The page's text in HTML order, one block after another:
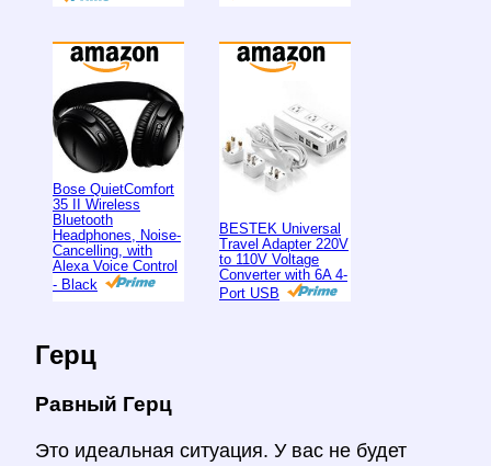
Bose QuietComfort
35 II Wireless
Bluetooth
Headphones, Noise-
Cancelling, with
Alexa Voice Control
- Black
BESTEK Universal
Travel Adapter 220V
to 110V Voltage
Converter with 6A 4-
Port USB
Герц
Равный Герц
Это идеальная ситуация. У вас не будет